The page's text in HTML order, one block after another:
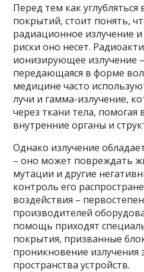
Перед тем как
покрытий, стоит понять,
радиационное излучение
риски оно несет.
ионизирующее излучение
передающаяся в форме
медицине часто
лучи и гамма-излучение,
через ткани тела, помогая
внутренние органы и
Однако излучение
– оно может повреждать
мутации и другие
контроль его
воздействия –
производителей
помощь приходят
покрытия, призванные
проникновение излучения
пространства устройств.